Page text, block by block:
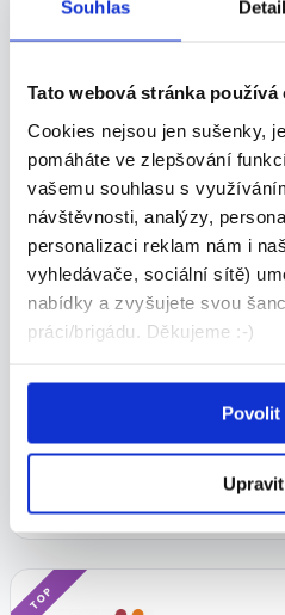
Souhlas
Tato webová stránka používá
Cookies nejsou jen sušenky,
pomáháte ve zlepšování
vašemu souhlasu s
návštěvnosti, analýzy,
personalizaci reklam nám i
vyhledávače, sociální sítě)
nabídky a zvyšujete svou
práci/brigádu. Děkujeme :-)
Povolit
Upravit
Dle domluvy
TOP
Brusič kovů | Ranní
Nástup do kmene |
Manpower • Brno
TOP